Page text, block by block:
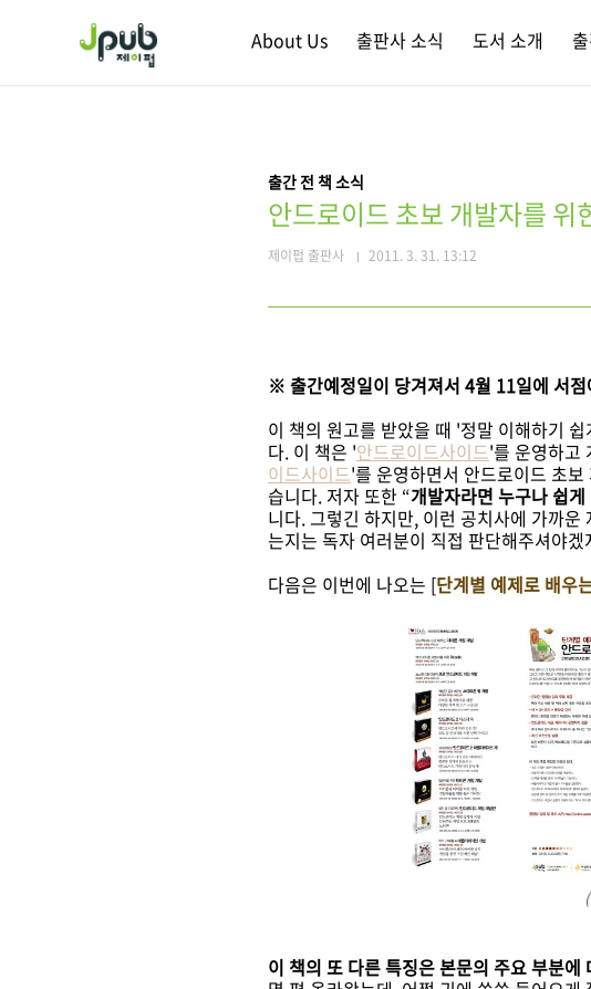
About Us 출판사 소식 도서 소개
출간 전 책 소식
안드로이드 초보 개발자를 위
제이펍 출판사 2011. 3. 31. 13:12
※ 출간예정일이 당겨져서 4월 11일에 서
이 책의 원고를 받았을 때 '정말 이해하기
다. 이 책은 '안드로이드사이드'를 운영하고
이드사이드'를 운영하면서 안드로이드 초
습니다. 저자 또한 “개발자라면 누구나 쉽
니다. 그렇긴 하지만, 이런 공치사에 가까
는지는 독자 여러분이 직접 판단해주셔야겠
다음은 이번에 나오는 [단계별 예제로 배우
이 책의 또 다른 특징은 본문의 주요 부분